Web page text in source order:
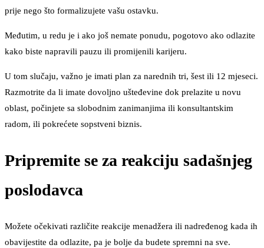
prije nego što formalizujete vašu ostavku.
Međutim, u redu je i ako još nemate ponudu, pogotovo ako odlazite
kako biste napravili pauzu ili promijenili karijeru.
U tom slučaju, važno je imati plan za narednih tri, šest ili 12 mjeseci.
Razmotrite da li imate dovoljno ušteđevine dok prelazite u novu
oblast, počinjete sa slobodnim zanimanjima ili konsultantskim
radom, ili pokrećete sopstveni biznis.
Pripremite se za reakciju sadašnjeg
poslodavca
Možete očekivati različite reakcije menadžera ili nadređenog kada ih
obavijestite da odlazite, pa je bolje da budete spremni na sve.